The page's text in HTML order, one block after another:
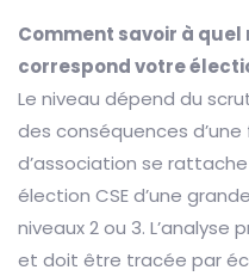
Comment savoir à quel
correspond votre
Le niveau dépend du
des conséquences
d’association se
élection CSE d’une
niveaux 2 ou 3. L’analyse
et doit être tracée par